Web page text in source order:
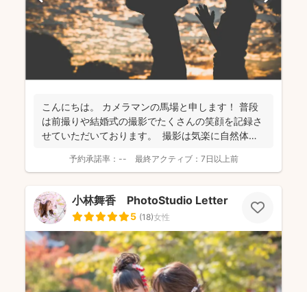
こんにちは。 カメラマンの馬場と申します！ 普段
は前撮りや結婚式の撮影でたくさんの笑顔を記録さ
せていただいております。 撮影は気楽に自然体な
予約承諾率： -- 最終アクティブ： 7日以上前
小林舞香 PhotoStudio Letter
5 (18)女性